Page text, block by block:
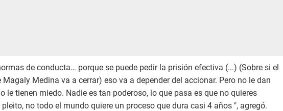
de conducta… porque se puede pedir la prisión efectiva (...) (Sobre si el
Magaly Medina va a cerrar) eso va a depender del accionar. Pero no le dan
le tienen miedo. Nadie es tan poderoso, lo que pasa es que no quieres
no todo el mundo quiere un proceso que dura casi 4 años ", agregó.